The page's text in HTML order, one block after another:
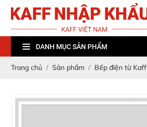
DANH MỤC SẢN PHẨM
Trang chủ Sản phẩm Bếp điện từ Kaff